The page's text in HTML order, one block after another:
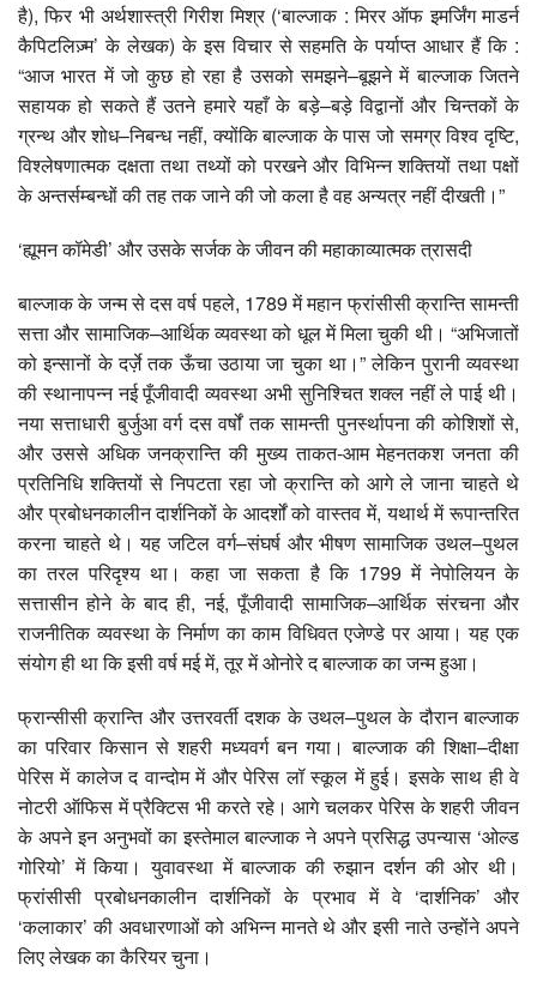
है), फिर भी अर्थशास्त्री गिरीश मिश्र (‘बाल्जाक : मिरर ऑफ इमर्जिंग माडर्न
कैपिटलिज़्म’ के लेखक) के इस विचार से सहमति के पर्याप्त आधार हैं कि :
“आज भारत में जो कुछ हो रहा है उसको समझने–बूझने में बाल्जाक जितने
सहायक हो सकते हैं उतने हमारे यहाँ के बड़े–बड़े विद्वानों और चिन्तकों के
ग्रन्थ और शोध–निबन्ध नहीं, क्योंकि बाल्जाक के पास जो समग्र विश्व दृष्टि,
विश्लेषणात्मक दक्षता तथा तथ्यों को परखने और विभिन्न शक्तियों तथा पक्षों
के अन्तर्सम्बन्धों की तह तक जाने की जो कला है वह अन्यत्र नहीं दीखती।”
‘ह्यूमन कॉमेडी’ और उसके सर्जक के जीवन की महाकाव्यात्मक त्रासदी
बाल्जाक के जन्म से दस वर्ष पहले, 1789 में महान फ्रांसीसी क्रान्ति सामन्ती
सत्ता और सामाजिक–आर्थिक व्यवस्था को धूल में मिला चुकी थी। “अभिजातों
को इन्सानों के दर्ज़े तक ऊँचा उठाया जा चुका था।” लेकिन पुरानी व्यवस्था
की स्थानापन्न नई पूँजीवादी व्यवस्था अभी सुनिश्चित शक्ल नहीं ले पाई थी।
नया सत्ताधारी बुर्जुआ वर्ग दस वर्षों तक सामन्ती पुनर्स्थापना की कोशिशों से,
और उससे अधिक जनक्रान्ति की मुख्य ताकत-आम मेहनतकश जनता की
प्रतिनिधि शक्तियों से निपटता रहा जो क्रान्ति को आगे ले जाना चाहते थे
और प्रबोधनकालीन दार्शनिकों के आदर्शों को वास्तव में, यथार्थ में रूपान्तरित
करना चाहते थे। यह जटिल वर्ग–संघर्ष और भीषण सामाजिक उथल–पुथल
का तरल परिदृश्य था। कहा जा सकता है कि 1799 में नेपोलियन के
सत्तासीन होने के बाद ही, नई, पूँजीवादी सामाजिक–आर्थिक संरचना और
राजनीतिक व्यवस्था के निर्माण का काम विधिवत एजेण्डे पर आया। यह एक
संयोग ही था कि इसी वर्ष मई में, तूर में ओनोरे द बाल्जाक का जन्म हुआ।
फ्रान्सीसी क्रान्ति और उत्तरवर्ती दशक के उथल–पुथल के दौरान बाल्जाक
का परिवार किसान से शहरी मध्यवर्ग बन गया। बाल्जाक की शिक्षा–दीक्षा
पेरिस में कालेज द वान्दोम में और पेरिस लॉ स्कूल में हुई। इसके साथ ही वे
नोटरी ऑफिस में प्रैक्टिस भी करते रहे। आगे चलकर पेरिस के शहरी जीवन
के अपने इन अनुभवों का इस्तेमाल बाल्जाक ने अपने प्रसिद्ध उपन्यास ‘ओल्ड
गोरियो’ में किया। युवावस्था में बाल्जाक की रुझान दर्शन की ओर थी।
फ्रांसीसी प्रबोधनकालीन दार्शनिकों के प्रभाव में वे ‘दार्शनिक’ और
‘कलाकार’ की अवधारणाओं को अभिन्न मानते थे और इसी नाते उन्होंने अपने
लिए लेखक का कैरियर चुना।